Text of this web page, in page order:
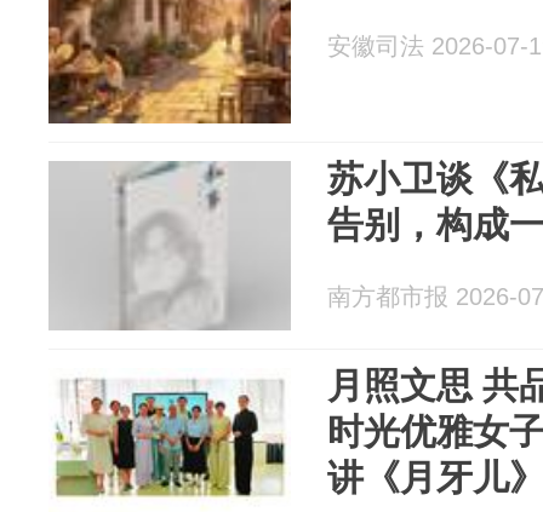
安徽司法 2026-07-
苏小卫谈《
告别，构成
南方都市报 2026-
月照文思
时光优雅女
讲《月牙儿